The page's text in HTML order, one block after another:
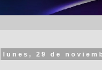
lunes, 29 de